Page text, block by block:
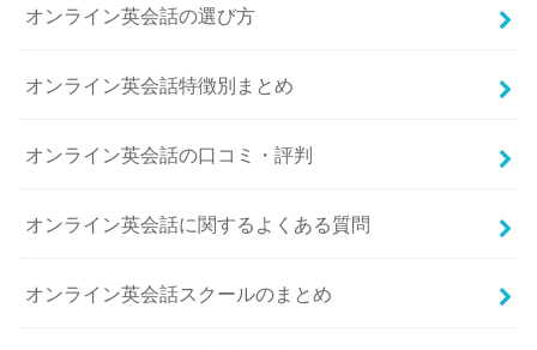
オンライン英会話の選び方
オンライン英会話特徴別まとめ
オンライン英会話の口コミ・評判
オンライン英会話に関するよくある質問
オンライン英会話スクールのまとめ